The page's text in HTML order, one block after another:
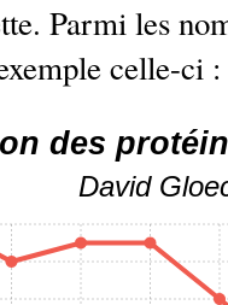
Parmi les
celle-ci :
des
David